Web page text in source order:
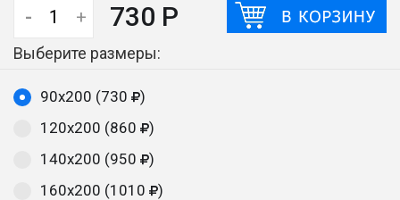
- + 730 Р
Выберите размеры:
90х200 (730
)
120х200 (860
)
140х200 (950
)
160х200 (1010
)